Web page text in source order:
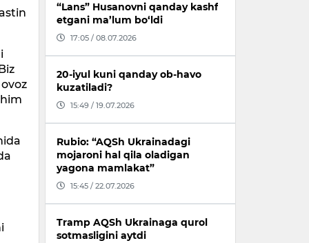
“Lans” Husanovni qanday kashf
etgani ma’lum bo‘ldi
17:05 / 08.07.2026
20-iyul kuni qanday ob-havo
kuzatiladi?
15:49 / 19.07.2026
Rubio: “AQSh Ukrainadagi
mojaroni hal qila oladigan
yagona mamlakat”
15:45 / 22.07.2026
Tramp AQSh Ukrainaga qurol
sotmasligini aytdi